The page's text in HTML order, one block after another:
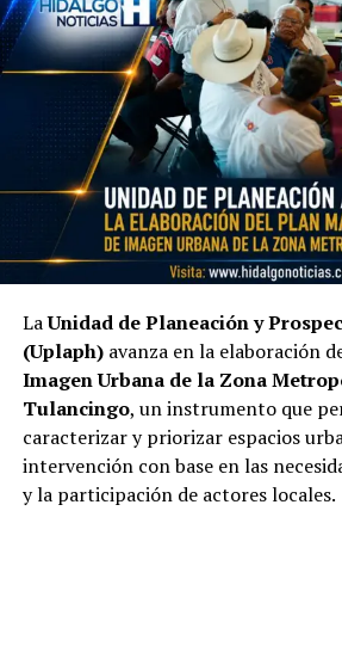
LaUnidad de Planeación y
(Uplaph)avanza en la elaboración
Imagen Urbana de la Zona
Tulancingo, un instrumento que
caracterizar y priorizar espacios
intervención con base en las
y la participación de actores locales.